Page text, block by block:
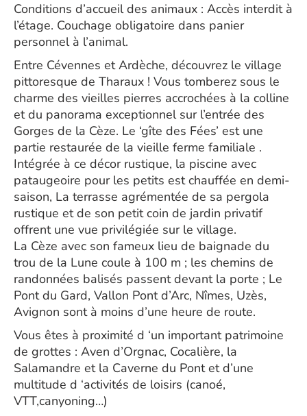
Conditions d’accueil des animaux : Accès interdit à
l’étage. Couchage obligatoire dans panier
personnel à l’animal.
Entre Cévennes et Ardèche, découvrez le village
pittoresque de Tharaux ! Vous tomberez sous le
charme des vieilles pierres accrochées à la colline
et du panorama exceptionnel sur l’entrée des
Gorges de la Cèze. Le ‘gîte des Fées’ est une
partie restaurée de la vieille ferme familiale .
Intégrée à ce décor rustique, la piscine avec
pataugeoire pour les petits est chauffée en demi-
saison, La terrasse agrémentée de sa pergola
rustique et de son petit coin de jardin privatif
offrent une vue privilégiée sur le village.
La Cèze avec son fameux lieu de baignade du
trou de la Lune coule à 100 m ; les chemins de
randonnées balisés passent devant la porte ; Le
Pont du Gard, Vallon Pont d’Arc, Nîmes, Uzès,
Avignon sont à moins d’une heure de route.
Vous êtes à proximité d ‘un important patrimoine
de grottes : Aven d’Orgnac, Cocalière, la
Salamandre et la Caverne du Pont et d’une
multitude d ‘activités de loisirs (canoé,
VTT,canyoning…)